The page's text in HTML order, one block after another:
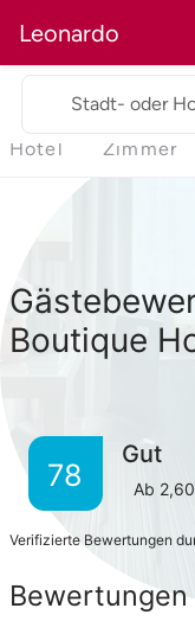
Leonardo
Stadt- oder
Hotel Zimmer
Boutique
78
Gut
Ab
Verifizierte Bewertungen